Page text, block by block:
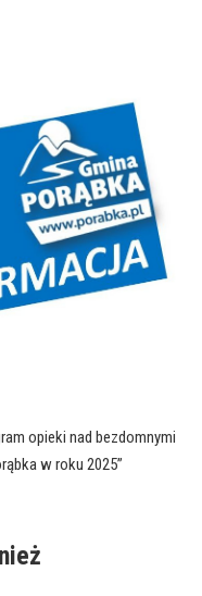
opieki nad bezdomnymi
w roku 2025”